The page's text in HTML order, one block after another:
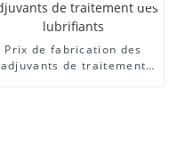
Prix ​​de fabrication des
adjuvants de traitement